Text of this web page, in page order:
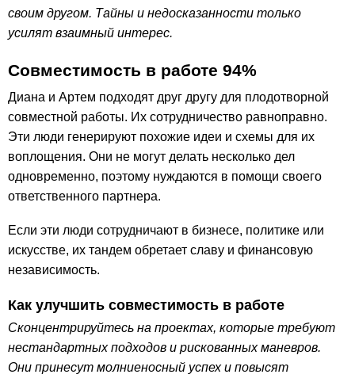
своим другом. Тайны и недосказанности только
усилят взаимный интерес.
Совместимость в работе 94%
Диана и Артем подходят друг другу для плодотворной
совместной работы. Их сотрудничество равноправно.
Эти люди генерируют похожие идеи и схемы для их
воплощения. Они не могут делать несколько дел
одновременно, поэтому нуждаются в помощи своего
ответственного партнера.
Если эти люди сотрудничают в бизнесе, политике или
искусстве, их тандем обретает славу и финансовую
независимость.
Как улучшить совместимость в работе
Сконцентрируйтесь на проектах, которые требуют
нестандартных подходов и рискованных маневров.
Они принесут молниеносный успех и повысят